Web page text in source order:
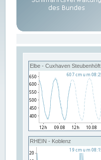
Elbe - Cuxhaven Steubenhöft
RHEIN - Koblenz